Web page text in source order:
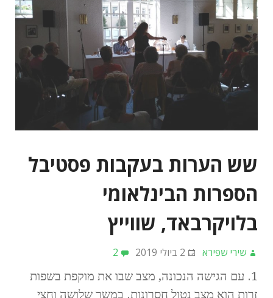
שש הערות בעקבות פסטיבל
הספרות הבינלאומי
בלויקרבאד, שווייץ
שירי שפירא 2 ביולי 2019 2
1. עם הגישה הנכונה, מצב שבו את מוקפת בשפות
זרות הוא מצב נטול חסרונות. במשך שלושה וחצי